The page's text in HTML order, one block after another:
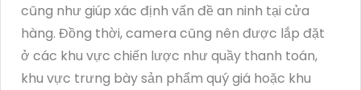
cũng như giúp xác định vấn đề an ninh tại cửa
hàng. Đồng thời, camera cũng nên được lắp đặt
ở các khu vực chiến lược như quầy thanh toán,
khu vực trưng bày sản phẩm quý giá hoặc khu